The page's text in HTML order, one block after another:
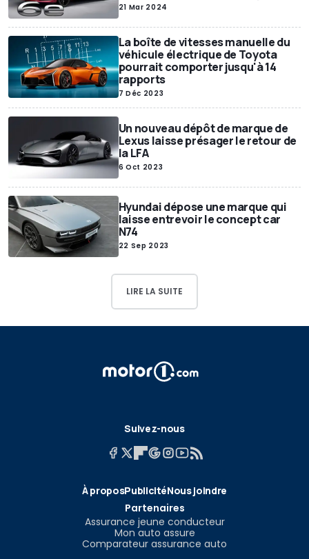
21 Mar 2024
La boîte de vitesses manuelle du
véhicule électrique de Toyota
pourrait comporter jusqu'à 14
rapports
7 Déc 2023
Un nouveau dépôt de marque de
Lexus laisse présager le retour de
la LFA
6 Oct 2023
Hyundai dépose une marque qui
laisse entrevoir le concept car
N74
22 Sep 2023
LIRE LA SUITE
Suivez-nous
À proposPublicitéNous joindre
Partenaires
Assurance jeune conducteur
Mon auto assure
Comparateur assurance auto